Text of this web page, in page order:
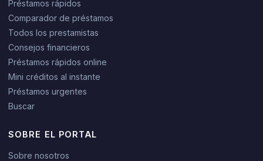
Préstamos rápidos
Comparador de préstamos
Todos los prestamistas
Consejos financieros
Préstamos rápidos online
Mini créditos al instante
Préstamos urgentes
Buscar
SOBRE EL PORTAL
Sobre nosotros